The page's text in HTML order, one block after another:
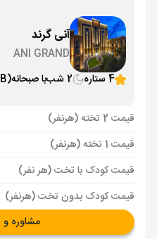
آنی گرند
ANI GRAND
4 ستاره
2 شب با صبحانه(BB)
قیمت 2 تخته (هرنفر)
قیمت 1 تخته (هرنفر)
قیمت کودک با تخت (هر نفر)
قیمت کودک بدون تخت (هرنفر)
مشاوره و